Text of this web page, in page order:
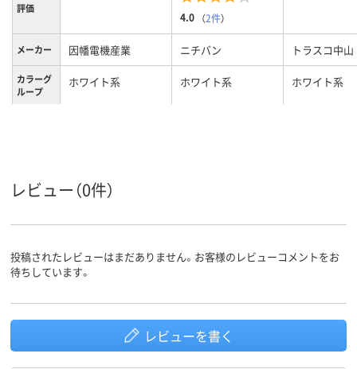
評価
4.0 （2件）
メーカー 因幡電機産業 ニチバン トラスコ中山
カラーグ
ループ
ホワイト系 ホワイト系 ホワイト系
レビュー（0件）
投稿されたレビューはまだありません。お客様のレビューコメントをお
待ちしています。
レビューを書く